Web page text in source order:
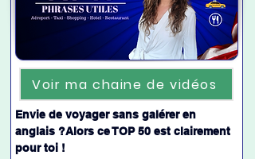
Voir ma chaine de vidéos
Envie de voyager sans galérer en
anglais ?Alors ce TOP 50 est clairement
pour toi !